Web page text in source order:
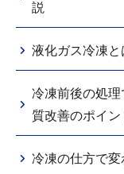
説
液化ガス冷凍
冷凍前後の処
質改善のポイン
冷凍の仕方で